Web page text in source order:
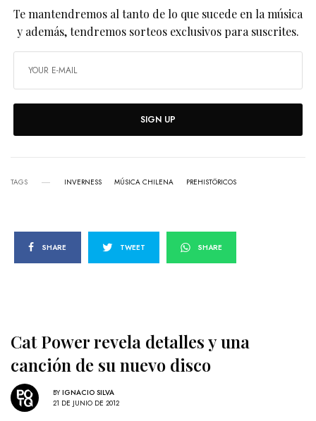
Te mantendremos al tanto de lo que sucede en la música
y además, tendremos sorteos exclusivos para suscrites.
SIGN UP
TAGS INVERNESS MÚSICA CHILENA PREHISTÖRICOS
SHARE TWEET SHARE
Cat Power revela detalles y una
canción de su nuevo disco
BY IGNACIO SILVA
21 DE JUNIO DE 2012